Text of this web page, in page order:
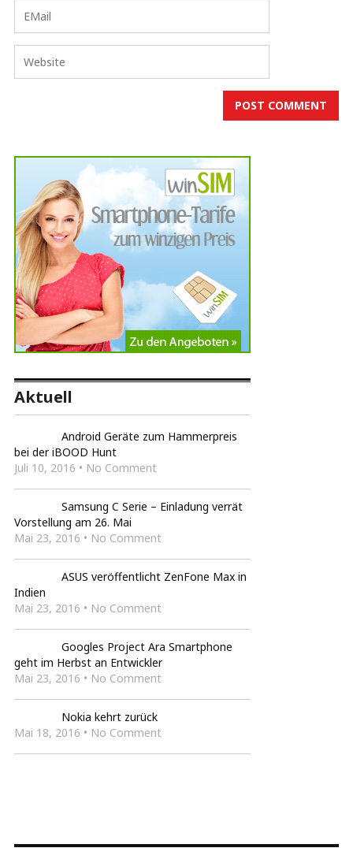
Aktuell
Android Geräte zum Hammerpreis
bei der iBOOD Hunt
Juli 10, 2016 • No Comment
Samsung C Serie – Einladung verrät
Vorstellung am 26. Mai
Mai 23, 2016 • No Comment
ASUS veröffentlicht ZenFone Max in
Indien
Mai 23, 2016 • No Comment
Googles Project Ara Smartphone
geht im Herbst an Entwickler
Mai 23, 2016 • No Comment
Nokia kehrt zurück
Mai 18, 2016 • No Comment